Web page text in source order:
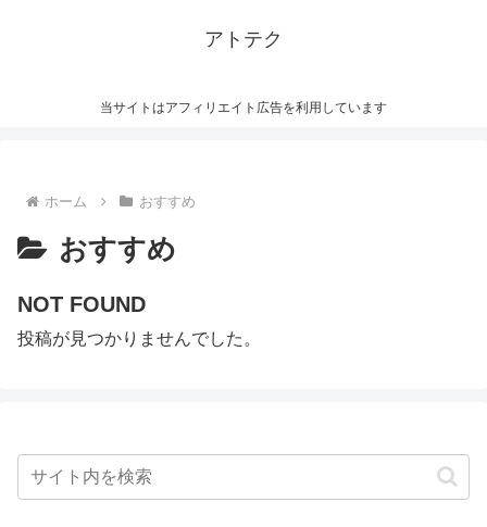
アトテク
当サイトはアフィリエイト広告を利用しています
ホーム おすすめ
おすすめ
NOT FOUND
投稿が見つかりませんでした。